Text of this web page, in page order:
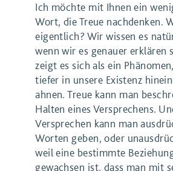
Ich möchte mit Ihnen ein
Wort, die Treue nachdenken.
eigentlich? Wir wissen es
wenn wir es genauer erklären
zeigt es sich als ein
tiefer in unsere Existenz
ahnen. Treue kann man
Halten eines Versprechens.
Versprechen kann man
Worten geben, oder
weil eine bestimmte
gewachsen ist, dass man mit